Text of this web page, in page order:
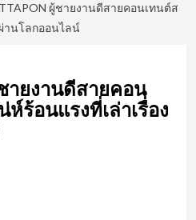
ผู้ชายงานดีสายคอนเทนต์ส
านโลกออนไลน์
ายงานดีสายคอน
ร้อนแรงที่เล่าเรื่อง